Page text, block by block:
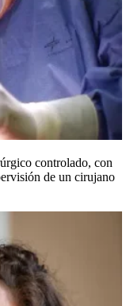
controlado, con
de un cirujano